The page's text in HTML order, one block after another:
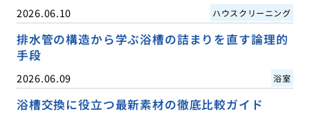
2026.06.10 ハウスクリーニング
排水管の構造から学ぶ浴槽の詰まりを直す論理的
手段
2026.06.09 浴室
浴槽交換に役立つ最新素材の徹底比較ガイド